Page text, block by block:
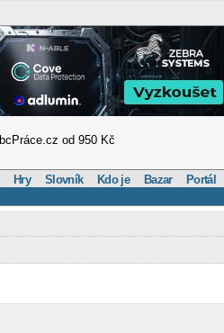
od 950 Kč
Hry Slovník Kdo je Bazar Portál